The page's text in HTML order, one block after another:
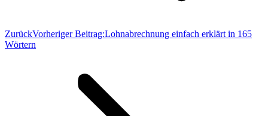
ZurückVorheriger Beitrag:Lohnabrechnung einfach erklärt in 165
Wörtern